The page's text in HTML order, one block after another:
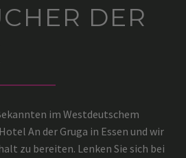
DER
im Westdeutschem
An der Gruga in Essen und wir
zu bereiten. Lenken Sie sich bei